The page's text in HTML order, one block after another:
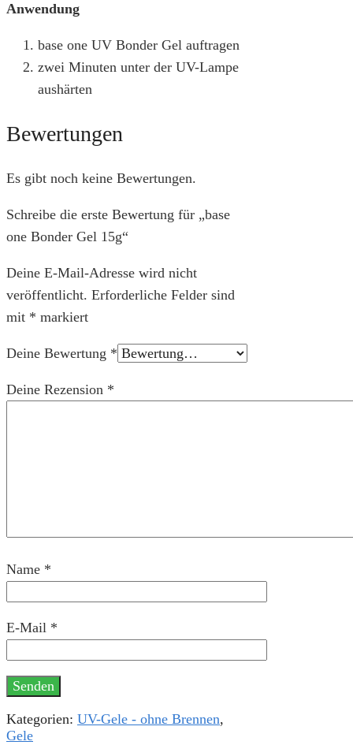
Anwendung
base one UV Bonder Gel auftragen
zwei Minuten unter der UV-Lampe
aushärten
Bewertungen
Es gibt noch keine Bewertungen.
Schreibe die erste Bewertung für „base
one Bonder Gel 15g“
Deine E-Mail-Adresse wird nicht
veröffentlicht. Erforderliche Felder sind
mit * markiert
Deine Bewertung *
Deine Rezension *
Name *
E-Mail *
Kategorien: UV-Gele - ohne Brennen,
Gele